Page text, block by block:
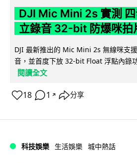
DJI Mic Mini 2s 實測
立錄音 32-bit 防爆咪拍
DJI 最新推出的 Mic Mini 2s 無線咪支
音，並首度下放 32-bit Float 浮點內錄
閱讀全文
18 1 ↗ 分享
科技娛樂 生活娛樂 城中熱話